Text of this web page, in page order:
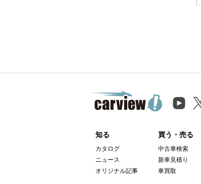
知る
カタログ
ニュース
オリジナル記事
買う・売る
中古車検索
新車見積り
車買取